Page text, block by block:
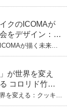
、「トイボック
クのICOMAが
をデザイン：株
生駒崇光
ザイナーの軌
ICOMAが描く未来
が世界を変え
コロリド竹内
」のため。愛と
を変える：クッキー